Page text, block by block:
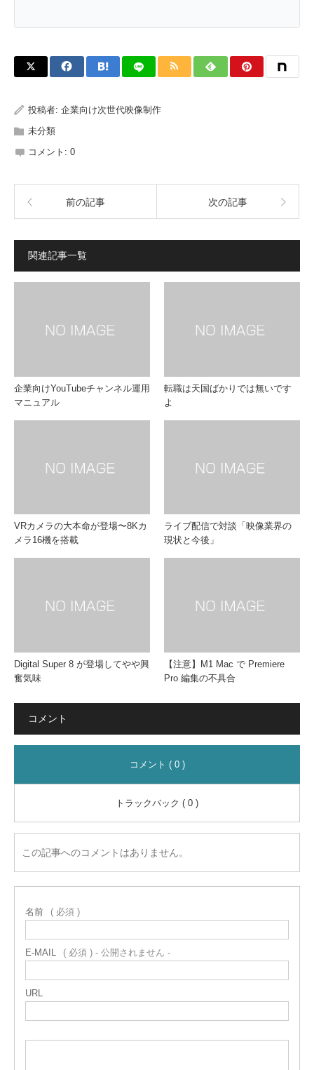
投稿者: 企業向け次世代映像制作
未分類
コメント: 0
前の記事 次の記事
関連記事一覧
企業向けYouTubeチャンネル運用
マニュアル
転職は天国ばかりでは無いです
よ
VRカメラの大本命が登場〜8Kカ
メラ16機を搭載
ライブ配信で対談「映像業界の
現状と今後」
Digital Super 8 が登場してやや興
奮気味
【注意】M1 Mac で Premiere
Pro 編集の不具合
コメント
コメント ( 0 )
トラックバック ( 0 )
この記事へのコメントはありません。
名前 ( 必須 )
E-MAIL ( 必須 ) - 公開されません -
URL